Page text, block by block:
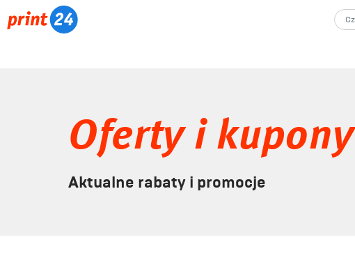
Oferty i kupony
Aktualne rabaty i promocje